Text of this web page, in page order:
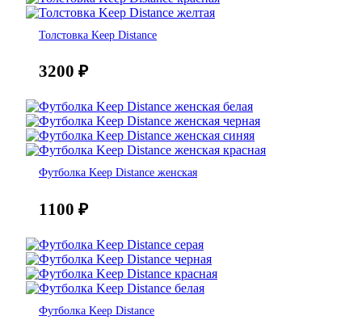
Толстовка Keep Distance
3200 ₽
Футболка Keep Distance женская
1100 ₽
Футболка Keep Distance